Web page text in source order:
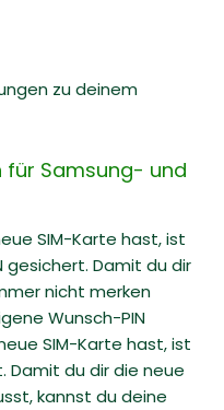
zu deinem
für Samsung- und
SIM-Karte hast, ist
gesichert. Damit du dir
nicht merken
Wunsch-PIN
SIM-Karte hast, ist
Damit du dir die neue
kannst du deine